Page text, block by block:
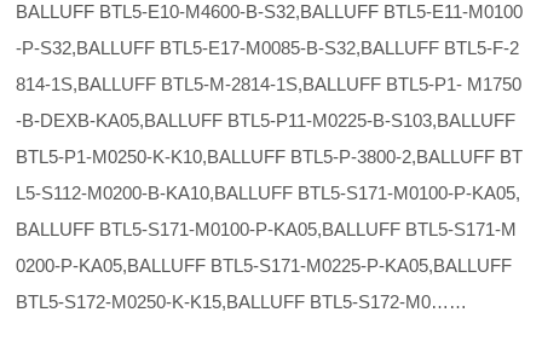
BALLUFF BTL5-E10-M4600-B-S32,BALLUFF BTL5-E11-M0100
-P-S32,BALLUFF BTL5-E17-M0085-B-S32,BALLUFF BTL5-F-2
814-1S,BALLUFF BTL5-M-2814-1S,BALLUFF BTL5-P1- M1750
-B-DEXB-KA05,BALLUFF BTL5-P11-M0225-B-S103,BALLUFF
BTL5-P1-M0250-K-K10,BALLUFF BTL5-P-3800-2,BALLUFF BT
L5-S112-M0200-B-KA10,BALLUFF BTL5-S171-M0100-P-KA05,
BALLUFF BTL5-S171-M0100-P-KA05,BALLUFF BTL5-S171-M
0200-P-KA05,BALLUFF BTL5-S171-M0225-P-KA05,BALLUFF
BTL5-S172-M0250-K-K15,BALLUFF BTL5-S172-M0……